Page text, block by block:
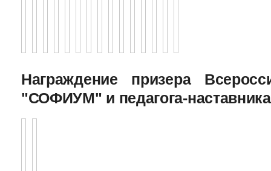
Награждение призера
"СОФИУМ" и педагога-наставника